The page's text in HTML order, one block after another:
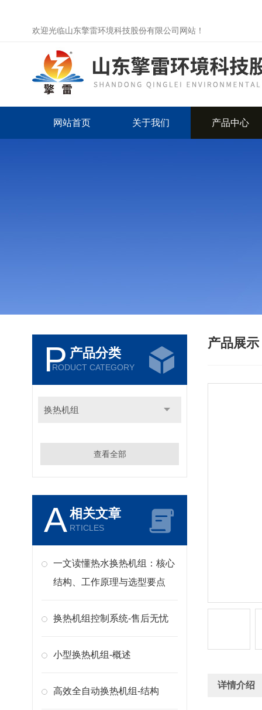
欢迎光临山东擎雷环境科技股份有限公司网站！
网站首页 关于我们 产品中心
P 产品分类
RODUCT CATEGORY
换热机组
查看全部
A相关文章
RTICLES
一文读懂热水换热机组：核心
结构、工作原理与选型要点
换热机组控制系统-售后无忧
小型换热机组-概述
高效全自动换热机组-结构
产品展示
详情介绍